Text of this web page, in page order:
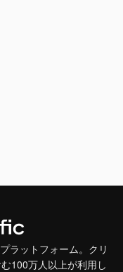
ラットフォーム。クリ
100万人以上が利用し